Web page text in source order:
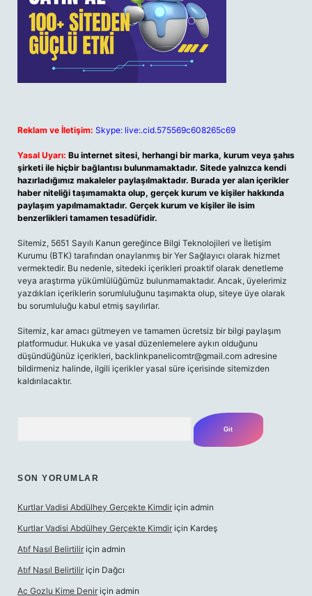
Reklam ve İletişim: Skype: live:.cid.575569c608265c69
Yasal Uyarı: Bu internet sitesi, herhangi bir marka, kurum veya şahıs
şirketi ile hiçbir bağlantısı bulunmamaktadır. Sitede yalnızca kendi
hazırladığımız makaleler paylaşılmaktadır. Burada yer alan içerikler
haber niteliği taşımamakta olup, gerçek kurum ve kişiler hakkında
paylaşım yapılmamaktadır. Gerçek kurum ve kişiler ile isim
benzerlikleri tamamen tesadüfidir.
Sitemiz, 5651 Sayılı Kanun gereğince Bilgi Teknolojileri ve İletişim
Kurumu (BTK) tarafından onaylanmış bir Yer Sağlayıcı olarak hizmet
vermektedir. Bu nedenle, sitedeki içerikleri proaktif olarak denetleme
veya araştırma yükümlülüğümüz bulunmamaktadır. Ancak, üyelerimiz
yazdıkları içeriklerin sorumluluğunu taşımakta olup, siteye üye olarak
bu sorumluluğu kabul etmiş sayılırlar.
Sitemiz, kar amacı gütmeyen ve tamamen ücretsiz bir bilgi paylaşım
platformudur. Hukuka ve yasal düzenlemelere aykırı olduğunu
düşündüğünüz içerikleri, backlinkpanelicomtr@gmail.com adresine
bildirmeniz halinde, ilgili içerikler yasal süre içerisinde sitemizden
kaldırılacaktır.
SON YORUMLAR
Kurtlar Vadisi Abdülhey Gerçekte Kimdir için admin
Kurtlar Vadisi Abdülhey Gerçekte Kimdir için Kardeş
Atıf Nasıl Belirtilir için admin
Atıf Nasıl Belirtilir için Dağcı
Ac Gozlu Kime Denir için admin